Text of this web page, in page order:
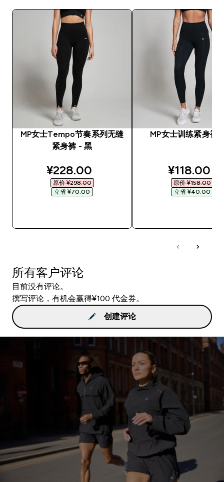
MP女士Tempo节奏系列无缝
紧身裤 - 黑
discounted price
¥228.00‎
原价 ¥298.00‎
立省 ¥70.00‎
MP女士训练紧身裤
¥118.00‎
原价 ¥158.00‎
立省 ¥40.00‎
所有客户评论
目前没有评论。
撰写评论，有机会赢得¥100 代金券。
创建评论